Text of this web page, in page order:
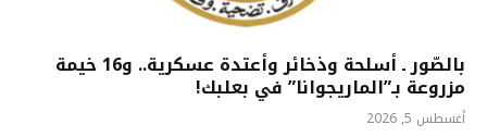
بالصّور ـ أسلحة وذخائر وأعتدة عسكرية.. و16 خيمة
مزروعة بـ”الماريجوانا” في بعلبك!
أغسطس 5, 2026